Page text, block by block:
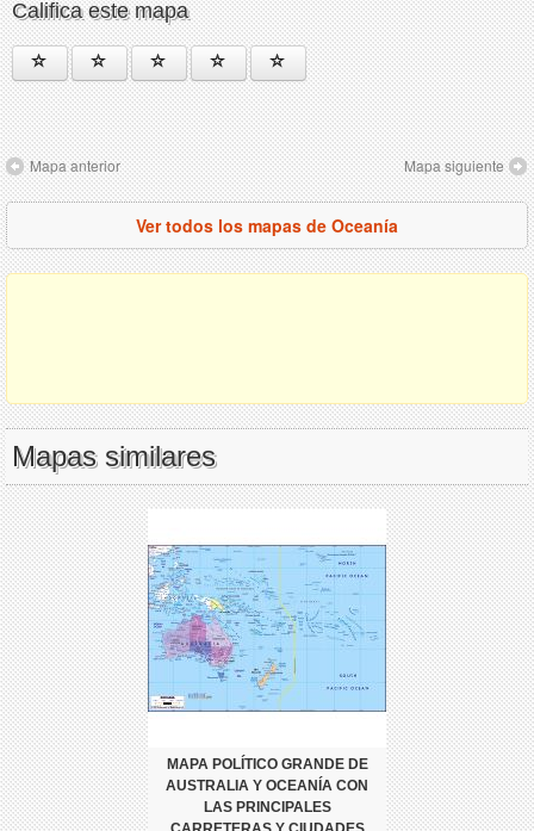
Califica este mapa
Mapa anterior Mapa siguiente
Ver todos los mapas de Oceanía
Mapas similares
MAPA POLÍTICO GRANDE DE
AUSTRALIA Y OCEANÍA CON
LAS PRINCIPALES